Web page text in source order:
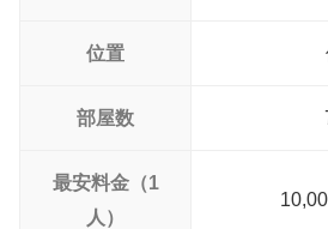
位置
部屋数
最安料金（1
人）